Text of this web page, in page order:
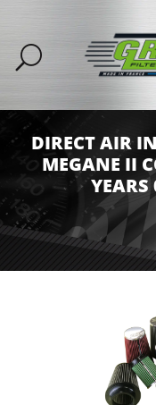
DIRECT AIR
MEGANE II
YEARS